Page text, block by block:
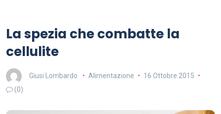
La spezia che combatte la
cellulite
Giusi Lombardo Alimentazione
16 Ottobre 2015
(0)